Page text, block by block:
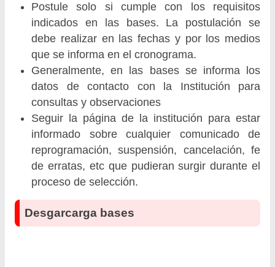
Postule solo si cumple con los requisitos
indicados en las bases. La postulación se
debe realizar en las fechas y por los medios
que se informa en el cronograma.
Generalmente, en las bases se informa los
datos de contacto con la Institución para
consultas y observaciones
Seguir la página de la institución para estar
informado sobre cualquier comunicado de
reprogramación, suspensión, cancelación, fe
de erratas, etc que pudieran surgir durante el
proceso de selección.
Desgarcarga bases